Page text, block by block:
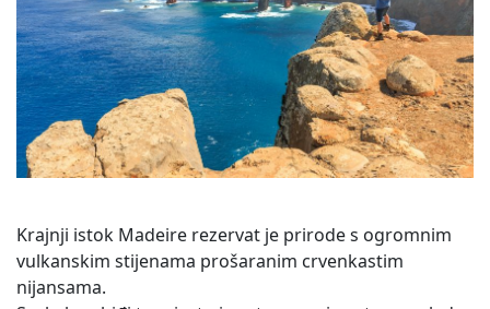
Krajnji istok Madeire rezervat je prirode s ogromnim
vulkanskim stijenama prošaranim crvenkastim
nijansama.